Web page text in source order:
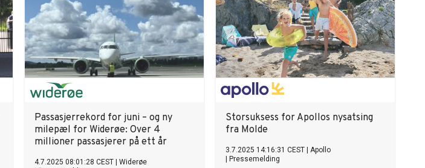
Passasjerrekord for juni – og ny
milepæl for Widerøe: Over 4
millioner passasjerer på ett år
4.7.2025 08:01:28 CEST
Widerøe
Storsuksess for Apollos nysatsing
fra Molde
3.7.2025 14:16:31 CEST
Apollo
Pressemelding